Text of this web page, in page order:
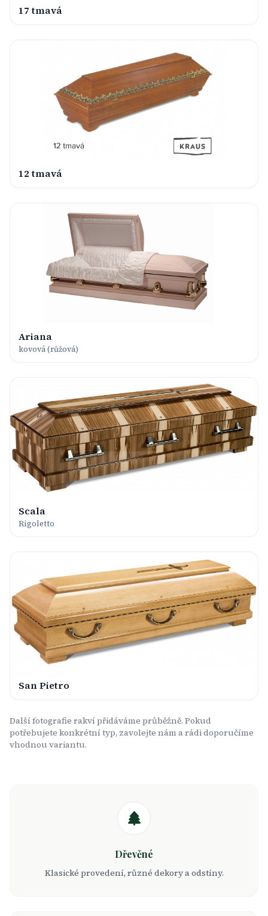
17 tmavá
12 tmavá
Ariana
kovová (růžová)
Scala
Rigoletto
San Pietro
Další fotografie rakví přidáváme průběžně. Pokud
potřebujete konkrétní typ, zavolejte nám a rádi doporučíme
vhodnou variantu.
Dřevěné
Klasické provedení, různé dekory a odstíny.